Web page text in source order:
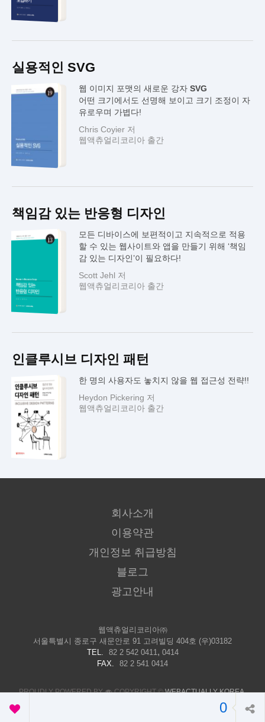
0
실용적인 SVG
웹 이미지 포맷의 새로운 강자 SVG
어떤 크기에서도 선명해 보이고 크기 조정이 자
유로우며 가볍다!
Chris Coyier 저
웹액츄얼리코리아 출간
책임감 있는 반응형 디자인
모든 디바이스에 보편적이고 지속적으로 적용
할 수 있는 웹사이트와 앱을 만들기 위해 ‘책임
감 있는 디자인’이 필요하다!
Scott Jehl 저
웹액츄얼리코리아 출간
인클루시브 디자인 패턴
한 명의 사용자도 놓치지 않을 웹 접근성 전략!!
Heydon Pickering 저
웹액츄얼리코리아 출간
회사소개
이용약관
개인정보 취급방침
블로그
광고안내
웹액츄얼리코리아㈜
서울특별시 종로구 새문안로 91 고려빌딩 404호 (우)03182
TEL.
82 2 542 0411, 0414
FAX.
82 2 541 0414
PROUDLY POWERED BY COPYRIGHT ©WEBACTUALLY KOREA,